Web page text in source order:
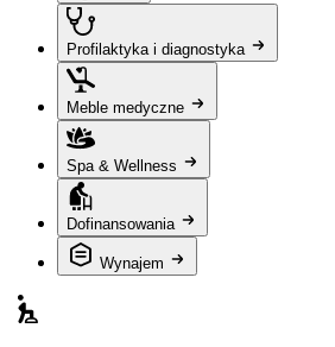
Profilaktyka i diagnostyka
Meble medyczne
Spa & Wellness
Dofinansowania
Wynajem